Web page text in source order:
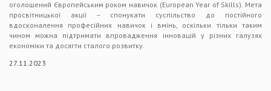
оголошений Європейським роком навичок (European Year of Skills). Мета
просвітницької акції – спонукати суспільство до постійного
вдосконалення професійних навичок і вмінь, оскільки тільки таким
чином можна підтримати впровадження інновацій у різних галузях
економіки та досягти сталого розвитку.
27.11.2023